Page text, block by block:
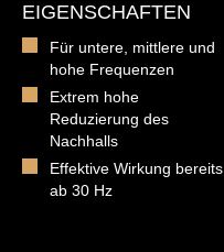
EIGENSCHAFTEN
Für untere, mittlere und
hohe Frequenzen
Extrem hohe
Reduzierung des
Nachhalls
Effektive Wirkung bereits
ab 30 Hz